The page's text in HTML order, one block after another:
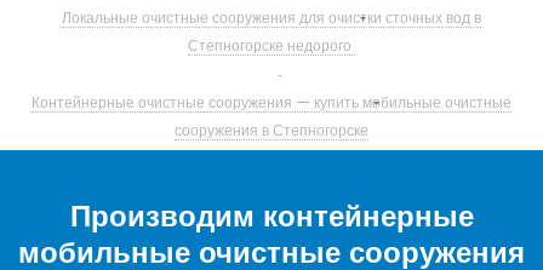
Локальные очистные сооружения для очистки сточных вод в
Степногорске недорого
-
Контейнерные очистные сооружения ー купить мобильные очистные
сооружения в Степногорске
Производим контейнерные
мобильные очистные сооружения